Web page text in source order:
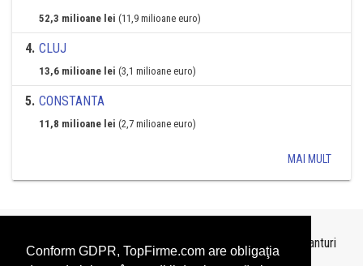
Conform GDPR, TopFirme.com are obligaţia
52,3 milioane lei (11,9 milioane euro)
4. CLUJ
13,6 milioane lei (3,1 milioane euro)
5. CONSTANTA
11,8 milioane lei (2,7 milioane euro)
MAI MULT
Topurile sunt realizate deTopFirme
pe baza ultimelor bilanturi
depuse si au scop informativ.